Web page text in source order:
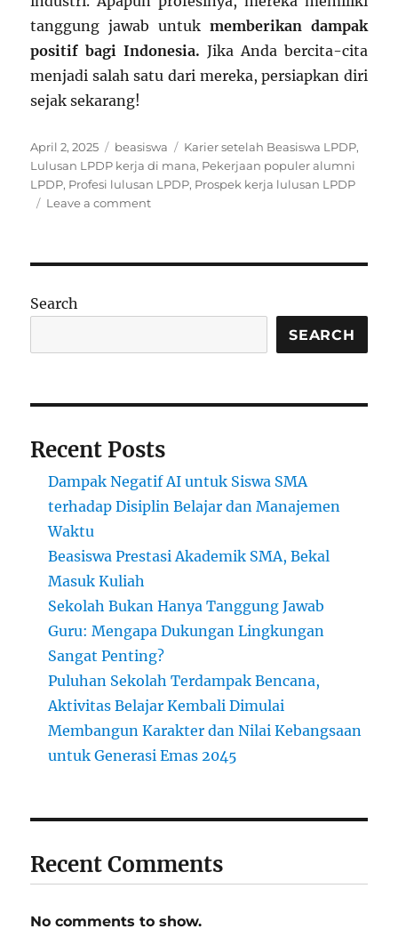
tanggung jawab untuk memberikan dampak
positif bagi Indonesia. Jika Anda bercita-cita
menjadi salah satu dari mereka, persiapkan diri
sejak sekarang!
Posted
on
April 2, 2025 Categories
beasiswa Tags
Karier setelah Beasiswa LPDP,
Lulusan LPDP kerja di mana, Pekerjaan populer alumni
LPDP, Profesi lulusan LPDP, Prospek kerja lulusan LPDP
Leave a commenton
Beasiswa
Pendidikan
Satu
Search
SEARCH
Recent Posts
Dampak Negatif AI untuk Siswa SMA
terhadap Disiplin Belajar dan Manajemen
Waktu
Beasiswa Prestasi Akademik SMA, Bekal
Masuk Kuliah
Sekolah Bukan Hanya Tanggung Jawab
Guru: Mengapa Dukungan Lingkungan
Sangat Penting?
Puluhan Sekolah Terdampak Bencana,
Aktivitas Belajar Kembali Dimulai
Membangun Karakter dan Nilai Kebangsaan
untuk Generasi Emas 2045
Recent Comments
No comments to show.